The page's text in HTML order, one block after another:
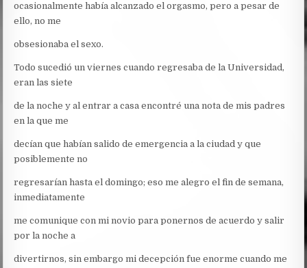
ocasionalmente había alcanzado el orgasmo, pero a pesar de
ello, no me
obsesionaba el sexo.
Todo sucedió un viernes cuando regresaba de la Universidad,
eran las siete
de la noche y al entrar a casa encontré una nota de mis padres
en la que me
decían que habían salido de emergencia a la ciudad y que
posiblemente no
regresarían hasta el domingo; eso me alegro el fin de semana,
inmediatamente
me comunique con mi novio para ponernos de acuerdo y salir
por la noche a
divertirnos, sin embargo mi decepción fue enorme cuando me